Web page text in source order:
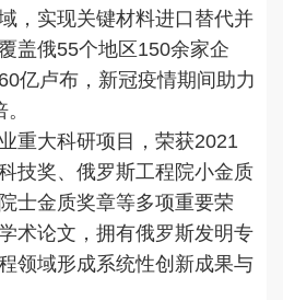
，实现关键材料进口替代并
盖俄55个地区150余家企
亿卢布，新冠疫情期间助力
重大科研项目，荣获2021
技奖、俄罗斯工程院小金质
士金质奖章等多项重要荣
术论文，拥有俄罗斯发明专
领域形成系统性创新成果与